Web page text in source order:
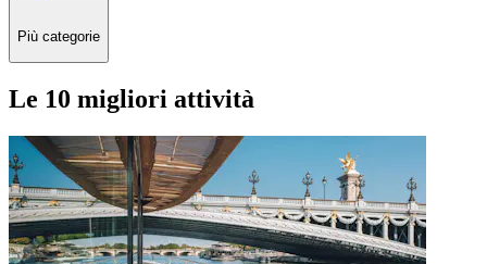
Più categorie
Le 10 migliori attività